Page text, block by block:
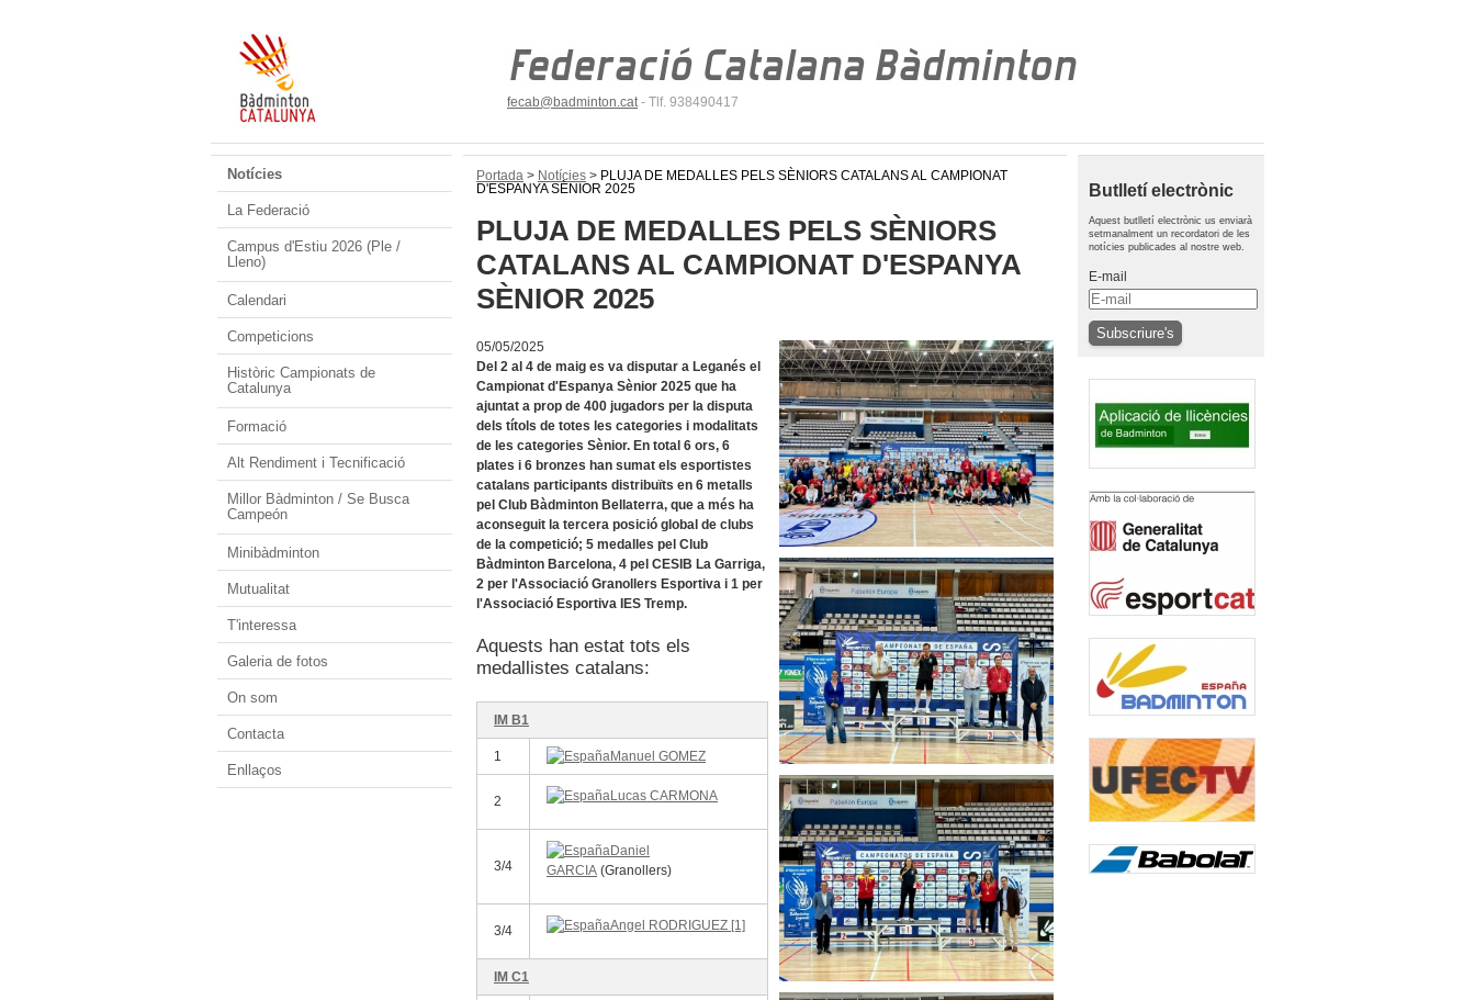
fecab@badminton.cat- Tlf. 938490417
Notícies
La Federació
Campus d'Estiu 2026 (Ple /
Lleno)
Calendari
Competicions
Històric Campionats de
Catalunya
Formació
Alt Rendiment i Tecnificació
Millor Bàdminton / Se Busca
Campeón
Minibàdminton
Mutualitat
T'interessa
Galeria de fotos
On som
Contacta
Enllaços
Portada > Notícies > PLUJA DE MEDALLES PELS SÈNIORS CATALANS AL CAMPIONAT
D'ESPANYA SÈNIOR 2025
PLUJA DE MEDALLES PELS SÈNIORS
CATALANS AL CAMPIONAT D'ESPANYA
SÈNIOR 2025
05/05/2025
Del 2 al 4 de maig es va disputar a Leganés el
Campionat d'Espanya Sènior 2025 que ha
ajuntat a prop de 400 jugadors per la disputa
dels títols de totes les categories i modalitats
de les categories Sènior. En total 6 ors, 6
plates i 6 bronzes han sumat els esportistes
catalans participants distribuïts en 6 metalls
pel Club Bàdminton Bellaterra, que a més ha
aconseguit la tercera posició global de clubs
de la competició; 5 medalles pel Club
Bàdminton Barcelona, 4 pel CESIB La Garriga,
2 per l'Associació Granollers Esportiva i 1 per
l'Associació Esportiva IES Tremp.
Aquests han estat tots els
medallistes catalans:
IM B1
1 Manuel GOMEZ
2 Lucas CARMONA
3/4
Daniel
GARCIA (Granollers)
3/4 Angel RODRIGUEZ [1]
IM C1
Butlletí electrònic
Aquest butlletí electrònic us enviarà
setmanalment un recordatori de les
notícies publicades al nostre web.
E-mail